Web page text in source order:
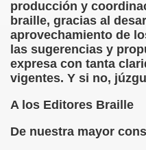
producción y
braille, gracias al
aprovechamiento de
las sugerencias y
expresa con tanta
vigentes. Y si no,
A los Editores Braille
De nuestra mayor
Sus Precios (Pedro
de l'Adolescència
a Desarrollar CRE
en Peligro de Extinción
Todos (Pedro Zurita)